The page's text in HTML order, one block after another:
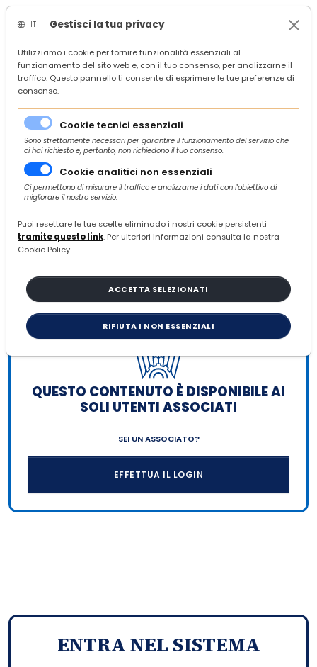
/ Confindustria Ascoli Piceno
/ Servizi
/ Competitività
/ Forum Imprenditoriale Italia-Algeria | 23 luglio 2025 | Roma
MERCOLEDÌ 25 GIUGNO 2025
Forum Imprenditoriale Italia-
Algeria | 23 luglio 2025 | Roma
QUESTO CONTENUTO È DISPONIBILE AI
SOLI UTENTI ASSOCIATI
SEI UN ASSOCIATO?
EFFETTUA IL LOGIN
ENTRA NEL SISTEMA
IT Gestisci la tua privacy
Utilizziamo i cookie per fornire funzionalità essenziali al
funzionamento del sito web e, con il tuo consenso, per analizzarne il
traffico. Questo pannello ti consente di esprimere le tue preferenze di
consenso.
Cookie tecnici essenziali
Sono strettamente necessari per garantire il funzionamento del servizio che
ci hai richiesto e, pertanto, non richiedono il tuo consenso.
Cookie analitici non essenziali
Ci permettono di misurare il traffico e analizzarne i dati con l'obiettivo di
migliorare il nostro servizio.
Puoi resettare le tue scelte eliminado i nostri cookie persistenti
tramite questo link. Per ulteriori informazioni consulta la nostra
Cookie Policy.
ACCETTA SELEZIONATI
RIFIUTA I NON ESSENZIALI